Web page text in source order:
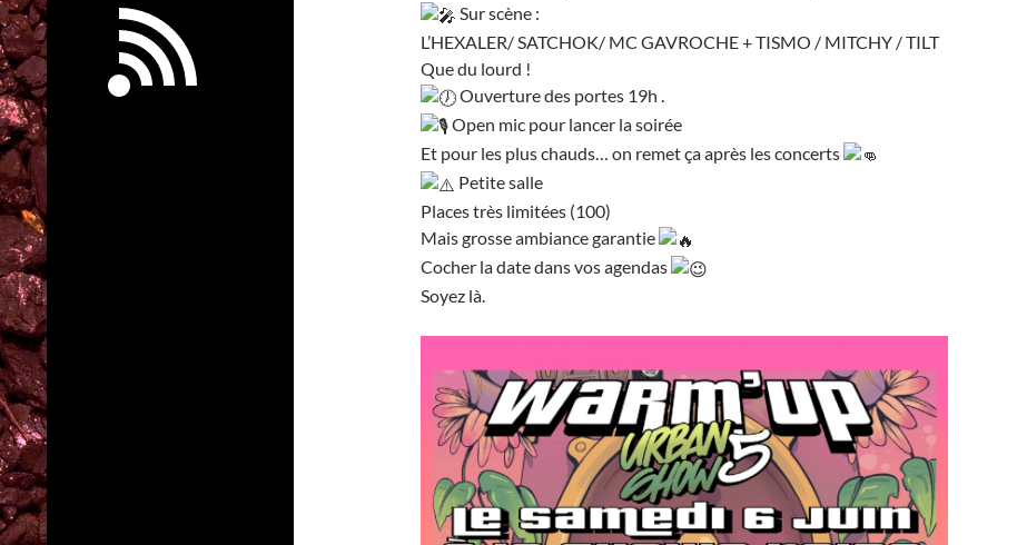
Sur scène :
L’HEXALER/ SATCHOK/ MC GAVROCHE + TISMO / MITCHY / TILT
Que du lourd !
Ouverture des portes 19h .
Open mic pour lancer la soirée
Et pour les plus chauds… on remet ça après les concerts
Petite salle
Places très limitées (100)
Mais grosse ambiance garantie
Cocher la date dans vos agendas
Soyez là.